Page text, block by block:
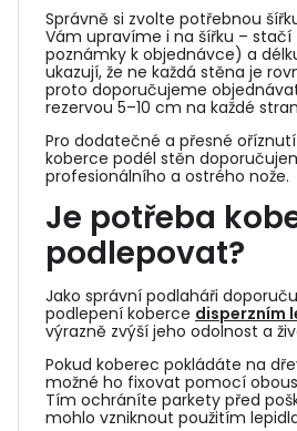
Správně si zvolte potřebnou
Vám upravíme i na šířku –
poznámky k objednávce) a
ukazují, že ne každá stěna je
proto doporučujeme
rezervou 5–10 cm na každé
Pro dodatečné a přesné
koberce podél stěn
profesionálního a ostrého nože.
Je potřeba
podlepovat?
Jako správní podlaháři
podlepení koberce disperzním
výrazně zvýší jeho odolnost a
Pokud koberec pokládáte na
možné ho fixovat pomocí
Tím ochráníte parkety před
mohlo vzniknout použitím